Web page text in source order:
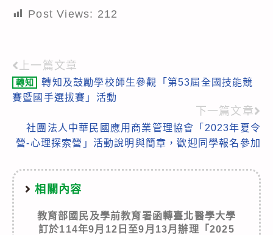
Post Views: 212
Read
more
上一篇文章
轉知
轉知及鼓勵學校師生參觀「第53屆全國技能競
賽暨國手選拔賽」活動
下一篇文章
社團法人中華民國應用商業管理協會「2023年夏令
營-心理探索營」活動說明與簡章，歡迎同學報名參加
相關內容
教育部國民及學前教育署函轉臺北醫學大學
訂於114年9月12日至9月13月辦理「2025